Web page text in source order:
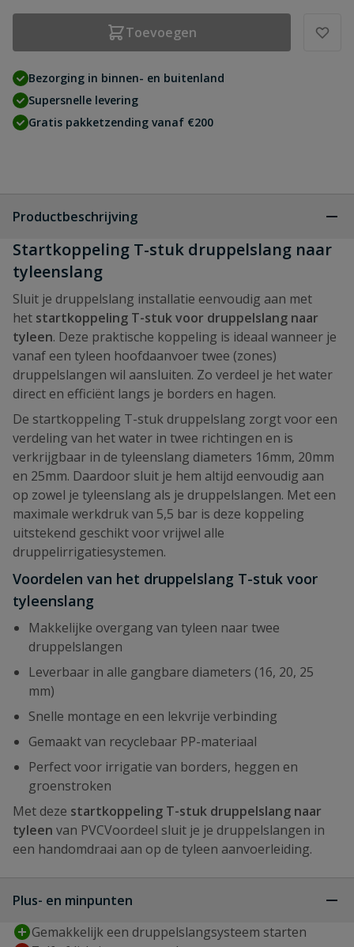
Toevoegen
Bezorging in binnen- en buitenland
Supersnelle levering
Gratis pakketzending vanaf €200
Productbeschrijving
Startkoppeling T-stuk druppelslang naar
tyleenslang
Sluit je druppelslang installatie eenvoudig aan met
het startkoppeling T-stuk voor druppelslang naar
tyleen. Deze praktische koppeling is ideaal wanneer je
vanaf een tyleen hoofdaanvoer twee (zones)
druppelslangen wil aansluiten. Zo verdeel je het water
direct en efficiënt langs je borders en hagen.
De startkoppeling T-stuk druppelslang zorgt voor een
verdeling van het water in twee richtingen en is
verkrijgbaar in de tyleenslang diameters 16mm, 20mm
en 25mm. Daardoor sluit je hem altijd eenvoudig aan
op zowel je tyleenslang als je druppelslangen. Met een
maximale werkdruk van 5,5 bar is deze koppeling
uitstekend geschikt voor vrijwel alle
druppelirrigatiesystemen.
Voordelen van het druppelslang T-stuk voor
tyleenslang
Makkelijke overgang van tyleen naar twee
druppelslangen
Leverbaar in alle gangbare diameters (16, 20, 25
mm)
Snelle montage en een lekvrije verbinding
Gemaakt van recyclebaar PP-materiaal
Perfect voor irrigatie van borders, heggen en
groenstroken
Met deze startkoppeling T-stuk druppelslang naar
tyleen van PVCVoordeel sluit je je druppelslangen in
een handomdraai aan op de tyleen aanvoerleiding.
Plus- en minpunten
Gemakkelijk een druppelslangsysteem starten